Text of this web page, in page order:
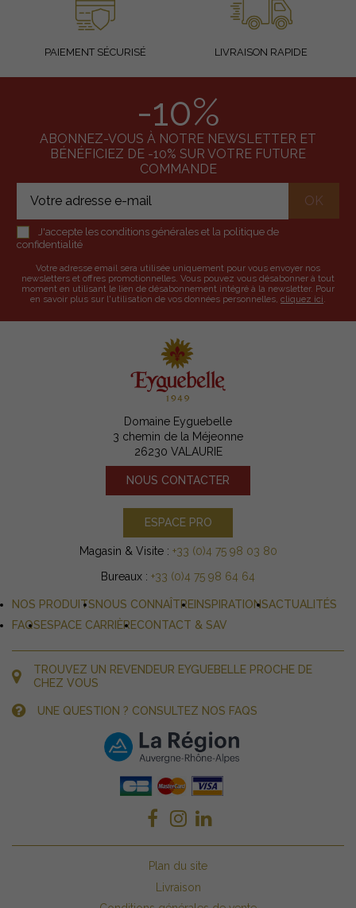
PAIEMENT SÉCURISÉ LIVRAISON RAPIDE
-10%
ABONNEZ-VOUS À NOTRE NEWSLETTER ET
BÉNÉFICIEZ DE -10% SUR VOTRE FUTURE
COMMANDE
J'accepte les conditions générales et la politique de
confidentialité
Votre adresse email sera utilisée uniquement pour vous envoyer nos
newsletters et offres promotionnelles. Vous pouvez vous désabonner à tout
moment en utilisant le lien de désabonnement intégré à la newsletter. Pour
en savoir plus sur l'utilisation de vos données personnelles, cliquez ici.
Domaine Eyguebelle
3 chemin de la Méjeonne
26230 VALAURIE
NOUS CONTACTER
ESPACE PRO
Magasin & Visite : +33 (0)4 75 98 03 80
Bureaux : +33 (0)4 75 98 64 64
NOS PRODUITSNOUS CONNAÎTREINSPIRATIONSACTUALITÉS
FAQSESPACE CARRIÈRECONTACT & SAV
TROUVEZ UN REVENDEUR EYGUEBELLE PROCHE DE
CHEZ VOUS
UNE QUESTION ? CONSULTEZ NOS FAQS
Plan du site
Livraison